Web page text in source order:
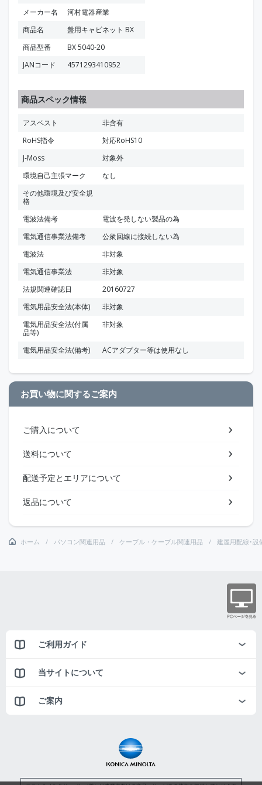
メーカー名
河村電器産業
商品名
盤用キャビネット BX
商品型番
BX 5040-20
JANコード
4571293410952
商品スペック情報
アスベスト
非含有
RoHS指令
対応RoHS10
J-Moss
対象外
環境自己主張マーク
なし
その他環境及び安全規
格
電波法備考
電波を発しない製品の為
電気通信事業法備考
公衆回線に接続しない為
電波法
非対象
電気通信事業法
非対象
法規関連確認日
20160727
電気用品安全法(本体)
非対象
電気用品安全法(付属
品等)
非対象
電気用品安全法(備考) ACアダプター等は使用なし
お買い物に関するご案内
ご購入について
送料について
配送予定とエリアについて
返品について
ホーム パソコン関連用品 ケーブル・ケーブル関連用品 建屋用配線･設
ご利用ガイド
当サイトについて
ご案内